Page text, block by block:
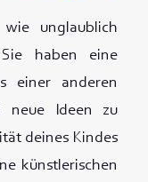
unglaublich
haben eine
einer anderen
neue Ideen zu
deines Kindes
künstlerischen